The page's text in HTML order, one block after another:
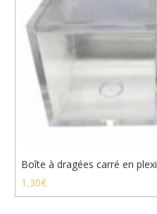
Boîte à dragées carré en plexi
1,30€